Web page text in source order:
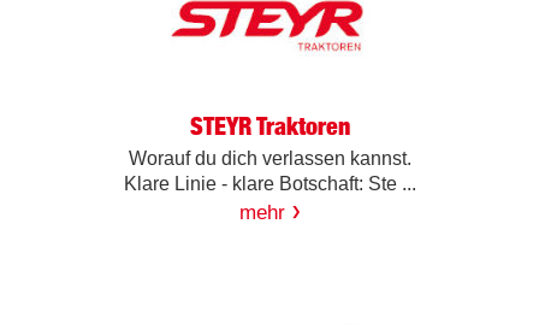
STEYR Traktoren
Worauf du dich verlassen kannst.
Klare Linie - klare Botschaft: Ste ...
mehr